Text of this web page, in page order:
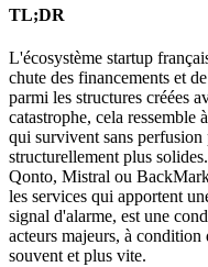
TL;DR
L'écosystème startup
chute des financements et
parmi les structures créées
catastrophe, cela ressemble
qui survivent sans perfusion
structurellement plus
Qonto, Mistral ou
les services qui apportent
signal d'alarme, est une
acteurs majeurs, à condition
souvent et plus vite.